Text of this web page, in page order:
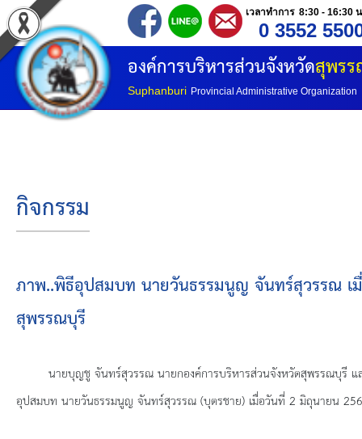
เวลาทำการ 8:30 - 16:30
0 3552
องค์การบริหารส่วนจังหวัดสุพร
Suphanburi Provincial Administrative Organization
หน้าแรก
ประวัติ อบจ
โครงสร้างองค์กร
โครงสร้างการแบ่งส่วนราชการ
วิสัยทัศน์
ยุทธศาสตร์การพัฒนา
ประวัตินายก
กิจกรรม
ภาพ..พิธีอุปสมบท นายวันธรรมนูญ จันทร์สุวรรณ
สุพรรณบุรี
นายบุญชู จันทร์สุวรรณ นายกองค์การบริหารส่วนจังหวัดสุพรรณบุรี แ
อุปสมบท นายวันธรรมนูญ จันทร์สุวรรณ (บุตรชาย) เมื่อวันที่ 2 มิถุนายน